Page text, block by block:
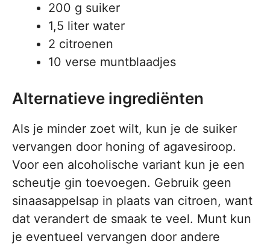
200 g suiker
1,5 liter water
2 citroenen
10 verse muntblaadjes
Alternatieve ingrediënten
Als je minder zoet wilt, kun je de suiker
vervangen door honing of agavesiroop.
Voor een alcoholische variant kun je een
scheutje gin toevoegen. Gebruik geen
sinaasappelsap in plaats van citroen, want
dat verandert de smaak te veel. Munt kun
je eventueel vervangen door andere